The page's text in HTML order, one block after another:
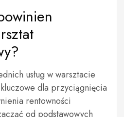
usług w warsztacie
dla przyciągnięcia
rentowności
od podstawowych